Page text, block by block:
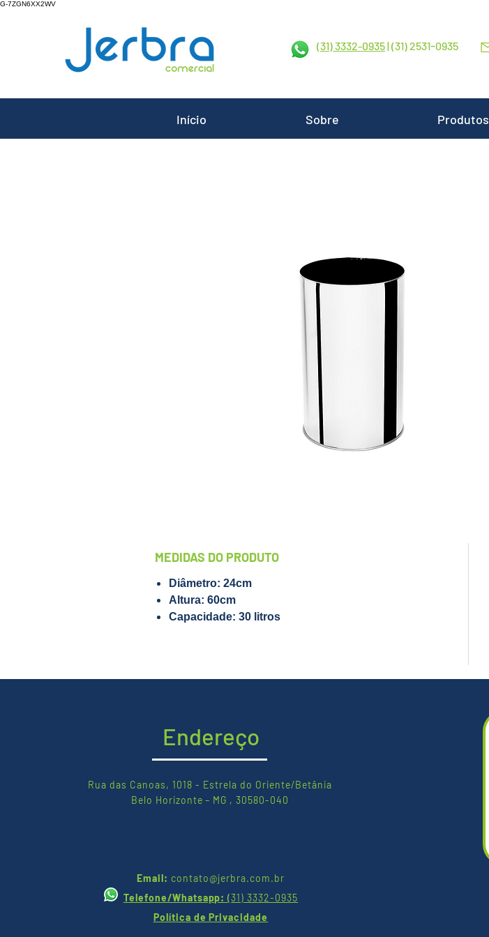
G-7ZGN6XX2WV
(31) 3332-0935| (31) 2531-0935
MEDIDAS DO PRODUTO
Diâmetro: 24cm
Altura: 60cm
Capacidade: 30 litros
Início Sobre Produtos
Endereço
Rua das Canoas, 1018 - Estrela do Oriente/Betânia
Belo Horizonte – MG , 30580-040
Email: contato@jerbra.com.br
Telefone/Whatsapp:(31) 3332-0935
Política de Privacidade